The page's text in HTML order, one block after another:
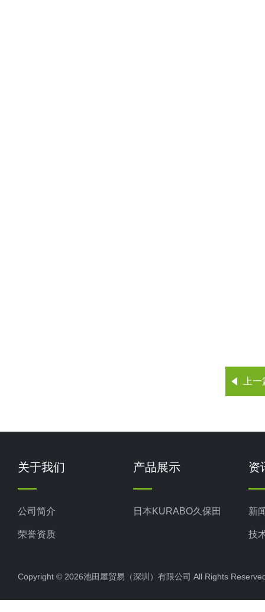
上
关于我们
公司简介
荣誉资质
产品展示
日本KURABO久保田
资
新
技
Copyright © 2026池田屋贸易（深圳）有限公司 All Rights